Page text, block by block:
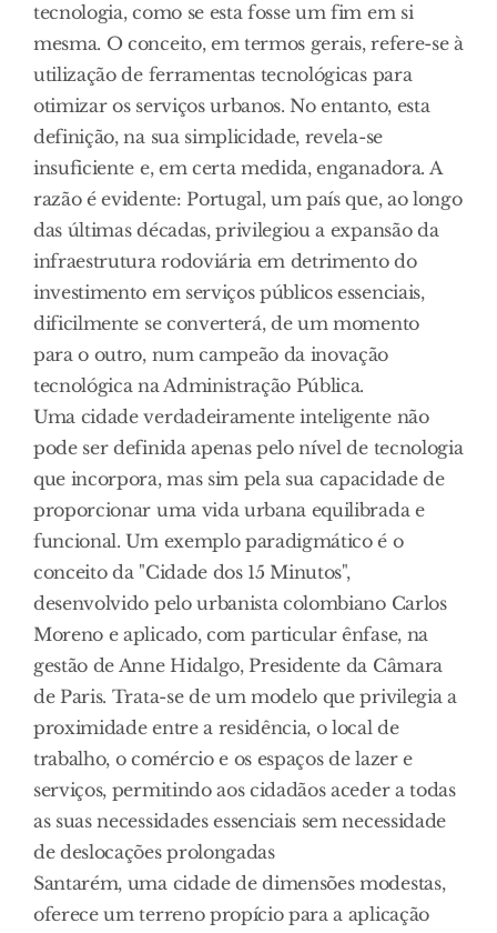
tecnologia, como se esta fosse um fim em si
mesma. O conceito, em termos gerais, refere-se à
utilização de ferramentas tecnológicas para
otimizar os serviços urbanos. No entanto, esta
definição, na sua simplicidade, revela-se
insuficiente e, em certa medida, enganadora. A
razão é evidente: Portugal, um país que, ao longo
das últimas décadas, privilegiou a expansão da
infraestrutura rodoviária em detrimento do
investimento em serviços públicos essenciais,
dificilmente se converterá, de um momento
para o outro, num campeão da inovação
tecnológica na Administração Pública.
Uma cidade verdadeiramente inteligente não
pode ser definida apenas pelo nível de tecnologia
que incorpora, mas sim pela sua capacidade de
proporcionar uma vida urbana equilibrada e
funcional. Um exemplo paradigmático é o
conceito da "Cidade dos 15 Minutos",
desenvolvido pelo urbanista colombiano Carlos
Moreno e aplicado, com particular ênfase, na
gestão de Anne Hidalgo, Presidente da Câmara
de Paris. Trata-se de um modelo que privilegia a
proximidade entre a residência, o local de
trabalho, o comércio e os espaços de lazer e
serviços, permitindo aos cidadãos aceder a todas
as suas necessidades essenciais sem necessidade
de deslocações prolongadas
Santarém, uma cidade de dimensões modestas,
oferece um terreno propício para a aplicação